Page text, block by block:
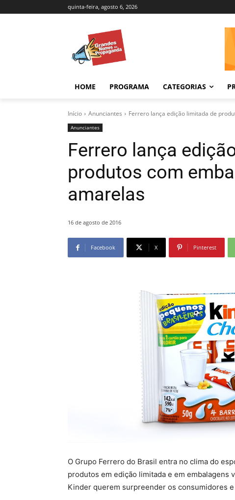
quinta-feira, agosto 6, 2026
HOME PROGRAMA CATEGORIAS
Início Anunciantes Ferrero lança edição limitada de
Anunciantes
Ferrero lança
produtos com
amarelas
16 de agosto de 2016
Facebook X Pinterest
O Grupo Ferrero do Brasil entra no clima do
produtos em edição limitada e em embalagens
Kinder querem surpreender os consumidores